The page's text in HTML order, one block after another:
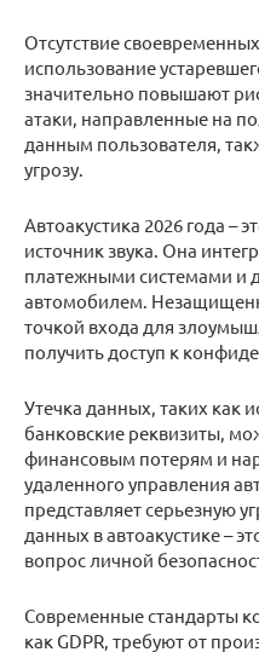
Отсутствие
использование
значительно повышают
атаки, направленные на
данным пользователя,
угрозу.
Автоакустика 2026 года –
источник звука. Она
платежными системами и
автомобилем.
точкой входа для
получить доступ к
Утечка данных, таких как
банковские реквизиты,
финансовым потерям и
удаленного управления
представляет серьезную
данных в автоакустике –
вопрос личной
Современные стандарты
как GDPR, требуют от